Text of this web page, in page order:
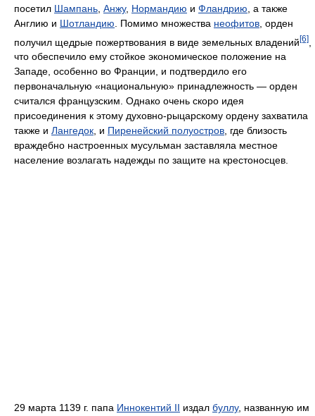
посетил Шампань Анжу, Нормандию и Фландрию , а также
Англию и Шотландию . Помимо множества неофитов , орден
получил щедрые пожертвования в виде земельных владений[6]
что обеспечило ему стойкое экономическое положение на
Западе, особенно во Франции, и подтвердило его
первоначальную «национальную» принадлежность — орден
считался французским. Однако очень скоро идея
присоединения к этому духовно-рыцарскому ордену захватила
также и Лангедок, и Пиренейский полуостров, где близость
враждебно настроенных мусульман заставляла местное
население возлагать надежды по защите на крестоносцев.
29 марта 1139 г. папа Иннокентий II издал буллу, названную им